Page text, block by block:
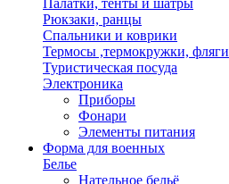
Палатки, тенты и шатры
Рюкзаки, ранцы
Спальники и коврики
Термосы ,термокружки, фляги
Туристическая посуда
Электроника
Приборы
Фонари
Элементы питания
Форма для военных
Белье
Нательное бельё